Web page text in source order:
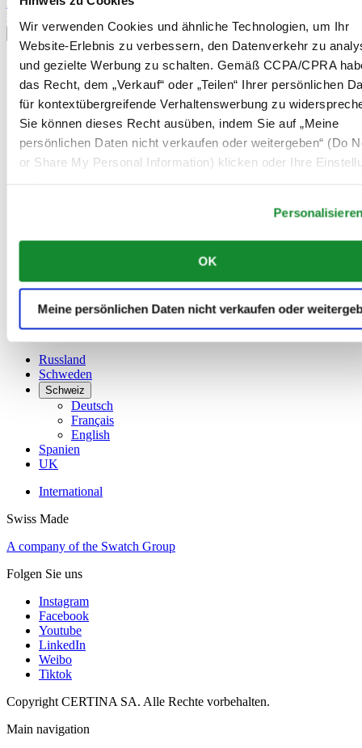
Wir verwenden Cookies und ähnliche Technologien, um Ihr
Website-Erlebnis zu verbessern, den Datenverkehr zu
und gezielte Werbung zu schalten. Gemäß CCPA/CPRA
das Recht, dem „Verkauf“ oder „Teilen“ Ihrer persönlichen
für kontextübergreifende Verhaltenswerbung zu
Sie können dieses Recht ausüben, indem Sie auf „Meine
persönlichen Daten nicht verkaufen oder weitergeben“ (Do
or Share My Personal Information) klicken oder Ihre
OK
Meine persönlichen Daten nicht verkaufen oder
Land/Region auswählen
Sprachumschalter
Belgien
Dutch
Français
China
English
简体中文
Dänemark
Deutschland
Luxemburg
Niederlande
Norwegen
Österreich
Polen
Russland
Schweden
Schweiz
Deutsch
Français
English
Spanien
UK
International
Swiss Made
A company of the Swatch Group
Folgen Sie uns
Instagram
Facebook
Youtube
LinkedIn
Weibo
Tiktok
Copyright CERTINA SA. Alle Rechte vorbehalten.
Main navigation